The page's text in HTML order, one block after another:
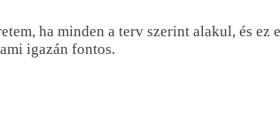
ha minden a terv szerint alakul, és ez
igazán fontos.